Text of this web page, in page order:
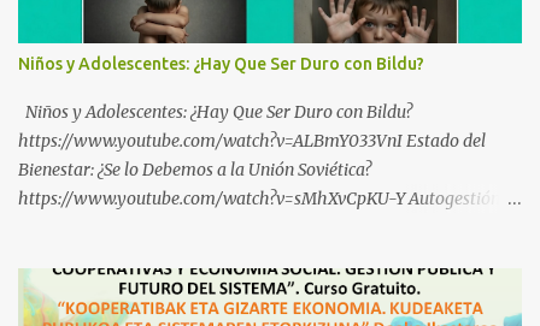
Niños y Adolescentes: ¿Hay Que Ser Duro con Bildu?
Niños y Adolescentes: ¿Hay Que Ser Duro con Bildu?
https://www.youtube.com/watch?v=ALBmY033VnI Estado del
Bienestar: ¿Se lo Debemos a la Unión Soviética?
https://www.youtube.com/watch?v=sMhXvCpKU-Y Autogestión
Industrial https://www.youtube.com/shorts/dGKjgqEvRHk
¿Conoces los nuevos canales de BABESTU? Si quieres hacer algo, o